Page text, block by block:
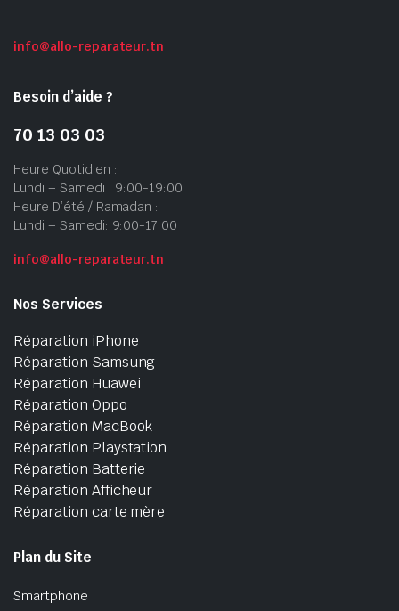
info@allo-reparateur.tn
Besoin d’aide ?
70 13 03 03
Heure Quotidien :
Lundi – Samedi : 9:00-19:00
Heure D’été / Ramadan :
Lundi – Samedi: 9:00-17:00
info@allo-reparateur.tn
Nos Services
Réparation iPhone
Réparation Samsung
Réparation Huawei
Réparation Oppo
Réparation MacBook
Réparation Playstation
Réparation Batterie
Réparation Afficheur
Réparation carte mère
Plan du Site
Smartphone